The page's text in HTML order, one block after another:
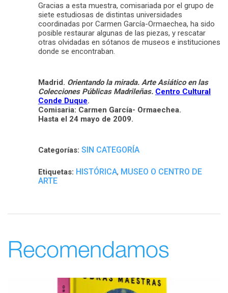
Gracias a esta muestra, comisariada por el grupo de
siete estudiosas de distintas universidades
coordinadas por Carmen García-Ormaechea, ha sido
posible restaurar algunas de las piezas, y rescatar
otras olvidadas en sótanos de museos e instituciones
donde se encontraban.
Madrid. Orientando la mirada. Arte Asiático en las
Colecciones Públicas Madrileñas. Centro Cultural
Conde Duque.
Comisaria: Carmen García- Ormaechea.
Hasta el 24 mayo de 2009.
Categorías: SIN CATEGORÍA
Etiquetas: HISTÓRICA, MUSEO O CENTRO DE
ARTE
Recomendamos